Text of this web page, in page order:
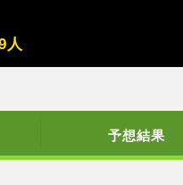
人
予想結果